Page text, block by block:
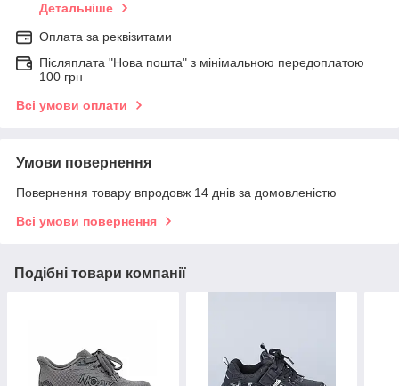
Детальніше
Оплата за реквізитами
Післяплата "Нова пошта" з мінімальною передоплатою
100 грн
Всі умови оплати
Умови повернення
Повернення товару впродовж 14 днів за домовленістю
Всі умови повернення
Подібні товари компанії